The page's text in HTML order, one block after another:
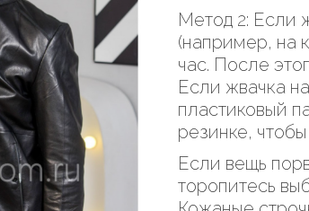
Метод 2: Если
(например, на
час. После
Если жвачка
пластиковый
резинке,
Если вещь
торопитесь